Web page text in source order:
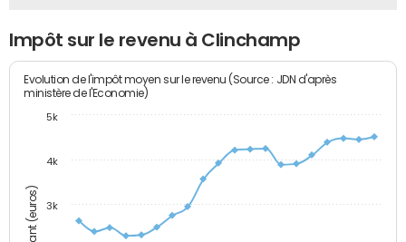
Impôt sur le revenu à Clinchamp
Evolution de l'impôt moyen sur le revenu (Source : JDN d'après
ministère de l'Economie)
3k
4k
5k